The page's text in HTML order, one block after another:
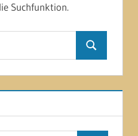
Suchfunktion.
Suchen